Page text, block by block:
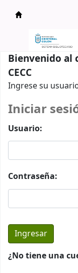
Catálogo en
Bienvenido al
CECC
Ingrese su
Iniciar
Usuario:
Contraseña:
¿No tiene una